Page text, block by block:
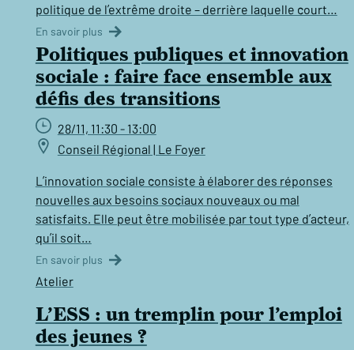
politique de l’extrême droite – derrière laquelle court…
En savoir plus
Politiques publiques et innovation
sociale : faire face ensemble aux
défis des transitions
28/11, 11:30 - 13:00
Conseil Régional | Le Foyer
L’innovation sociale consiste à élaborer des réponses
nouvelles aux besoins sociaux nouveaux ou mal
satisfaits. Elle peut être mobilisée par tout type d’acteur,
qu’il soit…
En savoir plus
Atelier
L’ESS : un tremplin pour l’emploi
des jeunes ?